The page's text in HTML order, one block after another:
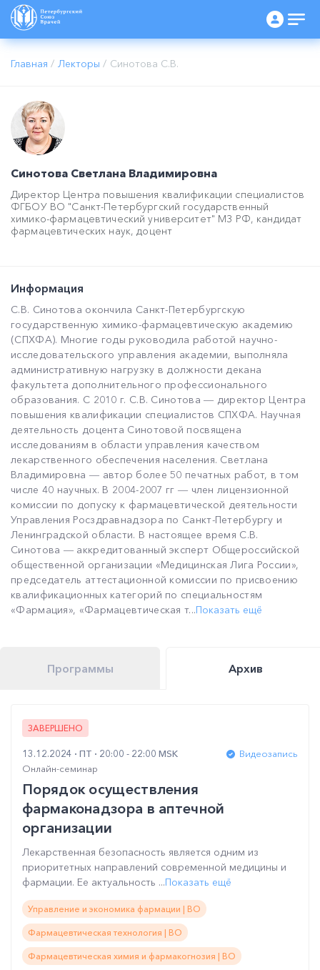
Главная / Лекторы / Синотова С.В.
Синотова Светлана Владимировна
Директор Центра повышения квалификации специалистов
ФГБОУ ВО "Санкт-Петербургский государственный
химико-фармацевтический университет" МЗ РФ, кандидат
фармацевтических наук, доцент
Информация
С.В. Синотова окончила Санкт-Петербургскую
государственную химико-фармацевтическую академию
(СПХФА). Многие годы руководила работой научно-
исследовательского управления академии, выполняла
административную нагрузку в должности декана
факультета дополнительного профессионального
образования. С 2010 г. С.В. Синотова ― директор Центра
повышения квалификации специалистов СПХФА. Научная
деятельность доцента Синотовой посвящена
исследованиям в области управления качеством
лекарственного обеспечения населения. Светлана
Владимировна ― автор более 50 печатных работ, в том
числе 40 научных. В 2004-2007 гг ― член лицензионной
комиссии по допуску к фармацевтической деятельности
Управления Росздравнадзора по Санкт-Петербургу и
Ленинградской области. В настоящее время С.В.
Синотова ― аккредитованный эксперт Общероссийской
общественной организации «Медицинская Лига России»,
председатель аттестационной комиссии по присвоению
квалификационных категорий по специальностям
«Фармация», «Фармацевтическая т...Показать ещё
Программы Архив
ЗАВЕРШЕНО
13.12.2024 ПТ 20:00 - 22:00 MSK
Видеозапись
Онлайн-семинар
Порядок осуществления
фармаконадзора в аптечной
организации
Лекарственная безопасность является одним из
приоритетных направлений современной медицины и
фармации. Ее актуальность ...Показать ещё
Управление и экономика фармации | ВО
Фармацевтическая технология | ВО
Фармацевтическая химия и фармакогнозия | ВО